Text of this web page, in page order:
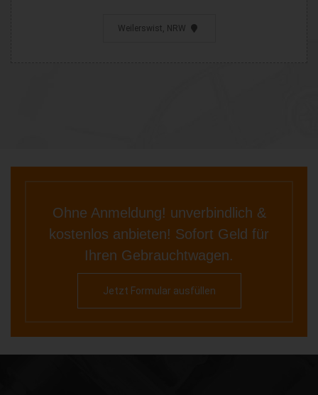
Ohne Anmeldung! unverbindlich &
kostenlos anbieten! Sofort Geld für
Ihren Gebrauchtwagen.
Jetzt Formular ausfüllen